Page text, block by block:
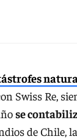
Swiss Re,
se
de Chile,